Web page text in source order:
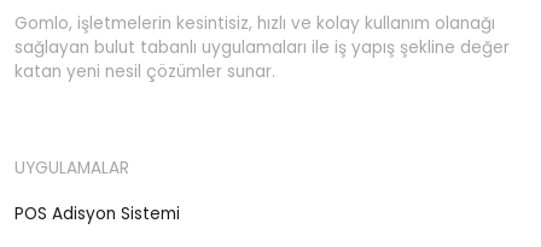
Gomlo, işletmelerin kesintisiz, hızlı ve kolay kullanım olanağı
sağlayan bulut tabanlı uygulamaları ile iş yapış şekline değer
katan yeni nesil çözümler sunar.
UYGULAMALAR
POS Adisyon Sistemi